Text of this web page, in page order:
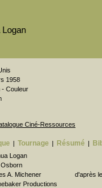
Logan
1958
- Couleur
Ciné-Ressources
| Tournage | Résumé |
Logan
Osborn
A. Michener
d'après
Productions